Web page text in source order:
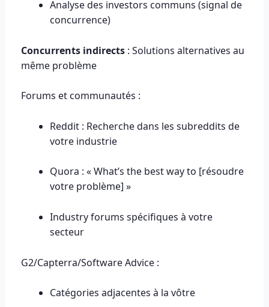
Analyse des investors communs (signal de
concurrence)
Concurrents indirects: Solutions alternatives au
même problème
Forums et communautés :
Reddit : Recherche dans les subreddits de
votre industrie
Quora : « What’s the best way to [résoudre
votre problème] »
Industry forums spécifiques à votre
secteur
G2/Capterra/Software Advice :
Catégories adjacentes à la vôtre